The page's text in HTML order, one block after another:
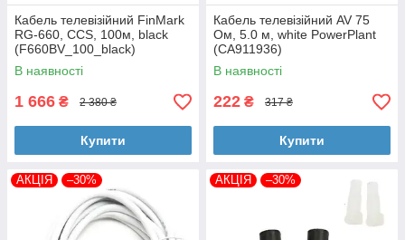
Кабель телевізійний FinMark
RG-660, CCS, 100м, black
(F660BV_100_black)
В наявності
1 666 ₴ 2 380 ₴
Купити
Кабель телевізійний AV 75
Ом, 5.0 м, white PowerPlant
(CA911936)
В наявності
222 ₴ 317 ₴
Купити
АКЦІЯ –30% АКЦІЯ –30%